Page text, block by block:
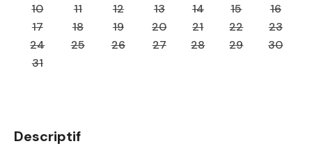
10
11 12 13 14 15
16
17
18 19 20 21 22
23
24
25 26 27 28 29
30
31
Descriptif